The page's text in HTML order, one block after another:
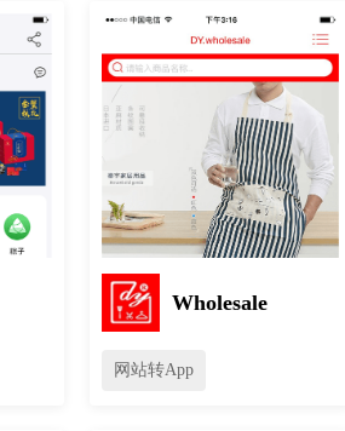
Wholesale
网站转App